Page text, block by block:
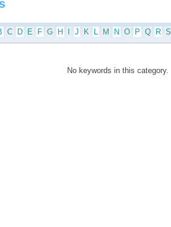
C D E F G H J K L M N O P Q R S
No keywords in this category.